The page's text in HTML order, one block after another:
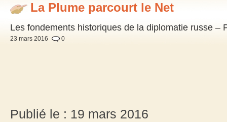
La Plume parcourt le Net
Les fondements historiques de la diplomatie russe –
23 mars 2016 0
Publié le : 19 mars 2016